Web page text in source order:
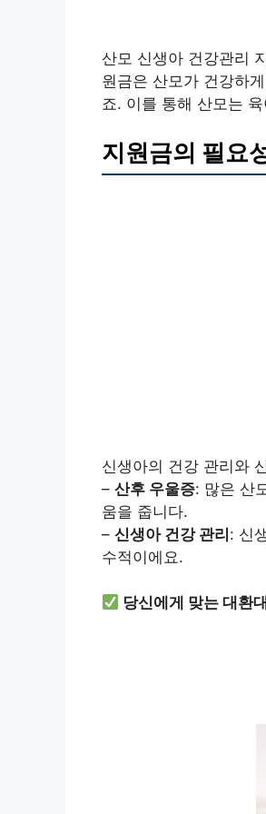
산모 신생아 건강관리
원금은 산모가 건강하
죠. 이를 통해 산모는
지원금의 필요
신생아의 건강 관리와
– 산후 우울증: 많은 산
움을 줍니다.
– 신생아 건강 관리: 신
수적이에요.
당신에게 맞는 대환